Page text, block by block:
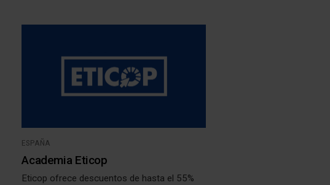
ESPAÑA
Academia Eticop
Eticop ofrece descuentos de hasta el 55%